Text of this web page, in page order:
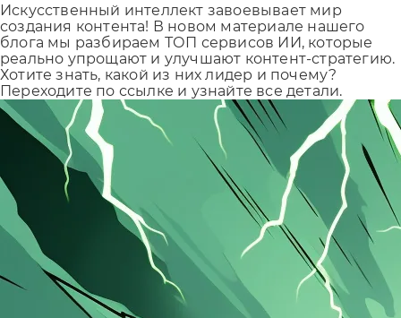
Искусственный интеллект завоевывает мир
создания контента! В новом материале нашего
блога мы разбираем ТОП сервисов ИИ, которые
реально упрощают и улучшают контент-стратегию.
Хотите знать, какой из них лидер и почему?
Переходите по ссылке и узнайте все детали.